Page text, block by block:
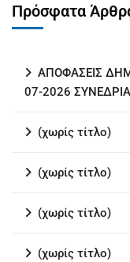
Πρόσφατα
ΑΠΟΦΑΣΕΙΣ
07-2026
(χωρίς τίτλο)
(χωρίς τίτλο)
(χωρίς τίτλο)
(χωρίς τίτλο)